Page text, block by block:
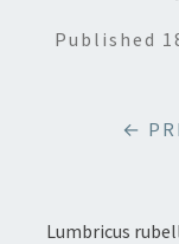
Published
←
Lumbricus